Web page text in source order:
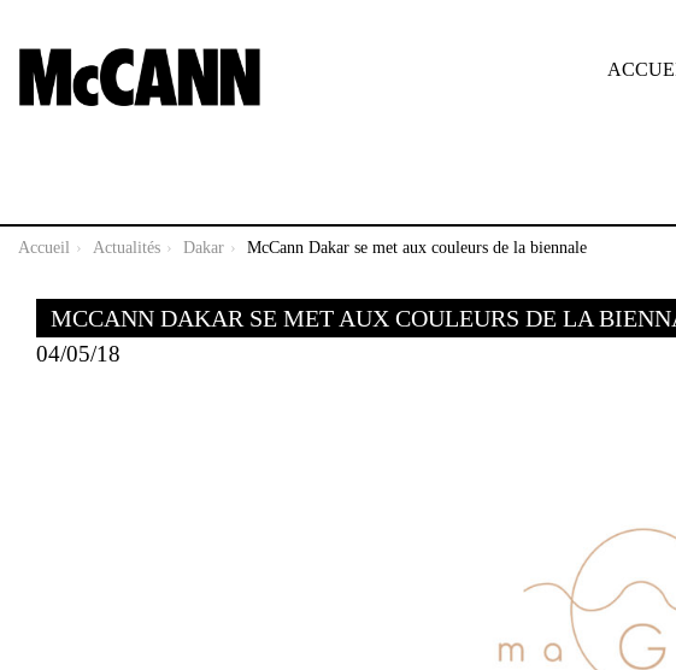
Accueil Actualités Dakar McCann Dakar se met aux couleurs de la biennale
MCCANN DAKAR SE MET AUX COULEURS DE LA
04/05/18